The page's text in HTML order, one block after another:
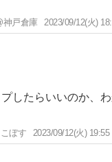
神戸倉庫 2023/09/12(火)
したらいいのか、
ぼす 2023/09/12(火) 19:55